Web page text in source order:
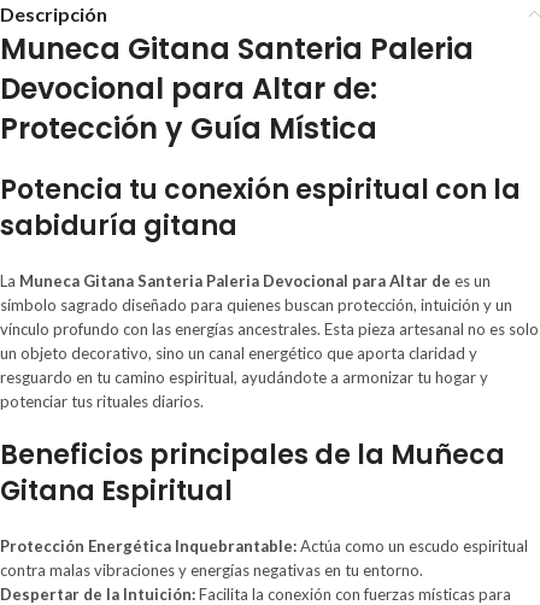
Descripción
Muneca Gitana Santeria Paleria
Devocional para Altar de:
Protección y Guía Mística
Potencia tu conexión espiritual con la
sabiduría gitana
La Muneca Gitana Santeria Paleria Devocional para Altar de es un
símbolo sagrado diseñado para quienes buscan protección, intuición y un
vínculo profundo con las energías ancestrales. Esta pieza artesanal no es solo
un objeto decorativo, sino un canal energético que aporta claridad y
resguardo en tu camino espiritual, ayudándote a armonizar tu hogar y
potenciar tus rituales diarios.
Beneficios principales de la Muñeca
Gitana Espiritual
Protección Energética Inquebrantable:Actúa como un escudo espiritual
contra malas vibraciones y energías negativas en tu entorno.
Despertar de la Intuición:Facilita la conexión con fuerzas místicas para